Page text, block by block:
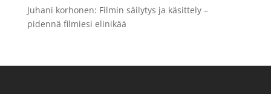
Juhani korhonen: Filmin säilytys ja käsittely –
pidennä filmiesi elinikää